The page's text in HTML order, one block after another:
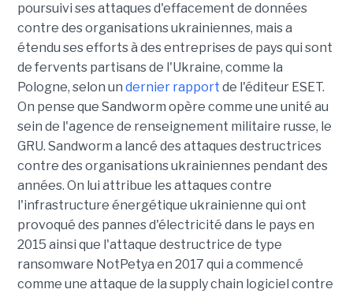
poursuivi ses attaques d'effacement de données
contre des organisations ukrainiennes, mais a
étendu ses efforts à des entreprises de pays qui sont
de fervents partisans de l'Ukraine, comme la
Pologne, selon un dernier rapport de l'éditeur ESET.
On pense que Sandworm opère comme une unité au
sein de l'agence de renseignement militaire russe, le
GRU. Sandworm a lancé des attaques destructrices
contre des organisations ukrainiennes pendant des
années. On lui attribue les attaques contre
l'infrastructure énergétique ukrainienne qui ont
provoqué des pannes d'électricité dans le pays en
2015 ainsi que l'attaque destructrice de type
ransomware NotPetya en 2017 qui a commencé
comme une attaque de la supply chain logiciel contre